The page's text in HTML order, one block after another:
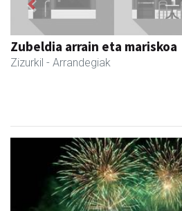
Zizurkilgo Udala
Zizurkil - Udaletxeak